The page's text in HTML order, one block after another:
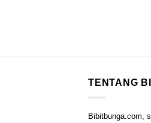
TENTANG
Bibitbunga.com,